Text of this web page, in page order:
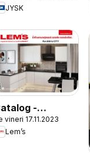
JYSK
-
City
vineri 17.11.2023
Lem’s